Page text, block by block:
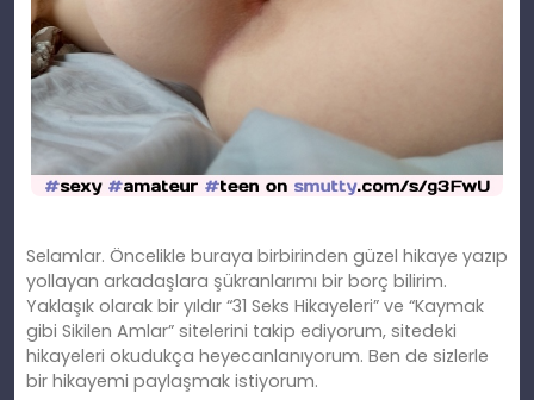
Selamlar. Öncelikle buraya birbirinden güzel hikaye yazıp
yollayan arkadaşlara şükranlarımı bir borç bilirim.
Yaklaşık olarak bir yıldır “31 Seks Hikayeleri” ve “Kaymak
gibi Sikilen Amlar” sitelerini takip ediyorum, sitedeki
hikayeleri okudukça heyecanlanıyorum. Ben de sizlerle
bir hikayemi paylaşmak istiyorum.